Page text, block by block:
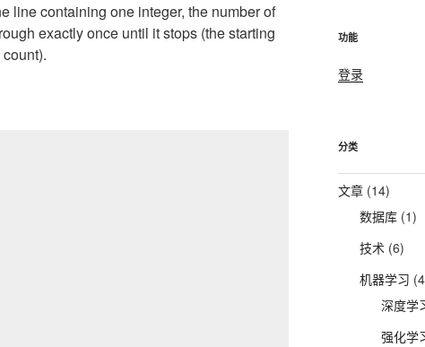
line containing one integer, the number of
exactly once until it stops (the starting
功能
登录
分类
文章(14)
数据库(1)
技术(6)
机器学习
深度学
强化学